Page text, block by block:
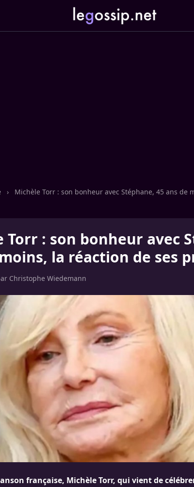
›
Michèle Torr : son bonheur avec Stéphane, 45 ans de
Torr : son bonheur avec
la réaction de ses
Christophe Wiedemann
française, Michèle Torr, qui vient de